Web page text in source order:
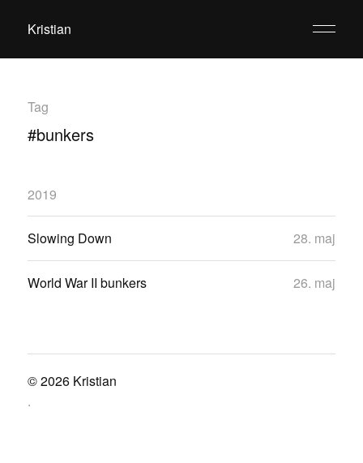
Kristian
Tag
#bunkers
2019
Slowing Down 28. maj
World War II bunkers 26. maj
© 2026 Kristian
.